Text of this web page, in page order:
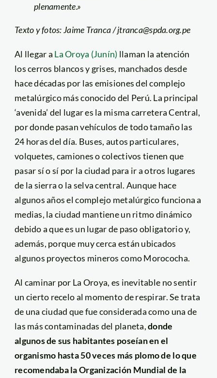
plenamente.»
Texto y fotos: Jaime Tranca / jtranca@spda.org.pe
Al llegar a La Oroya (Junín) llaman la atención
los cerros blancos y grises, manchados desde
hace décadas por las emisiones del complejo
metalúrgico más conocido del Perú. La principal
‘avenida’ del lugar es la misma carretera Central,
por donde pasan vehículos de todo tamaño las
24 horas del día. Buses, autos particulares,
volquetes, camiones o colectivos tienen que
pasar sí o sí por la ciudad para ir a otros lugares
de la sierra o la selva central. Aunque hace
algunos años el complejo metalúrgico funciona a
medias, la ciudad mantiene un ritmo dinámico
debido a que es un lugar de paso obligatorio y,
además, porque muy cerca están ubicados
algunos proyectos mineros como Morococha.
Al caminar por La Oroya, es inevitable no sentir
un cierto recelo al momento de respirar. Se trata
de una ciudad que fue considerada como una de
las más contaminadas del planeta,donde
algunos de sus habitantes poseían en el
organismo hasta 50 veces más plomo de lo que
recomendaba la Organización Mundial de la